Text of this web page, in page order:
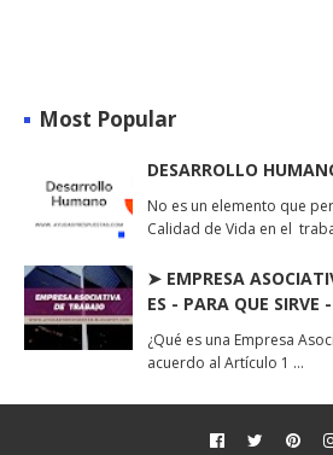
Most Popular
DESARROLLO
No es un elemento que
Calidad de Vida en el
➤ EMPRESA
ES - PARA QUE SIRVE
¿Qué es una Empresa
acuerdo al Artículo 1 …